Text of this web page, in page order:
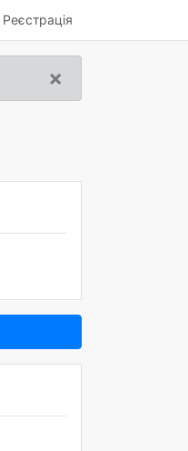
Реєстрація
×